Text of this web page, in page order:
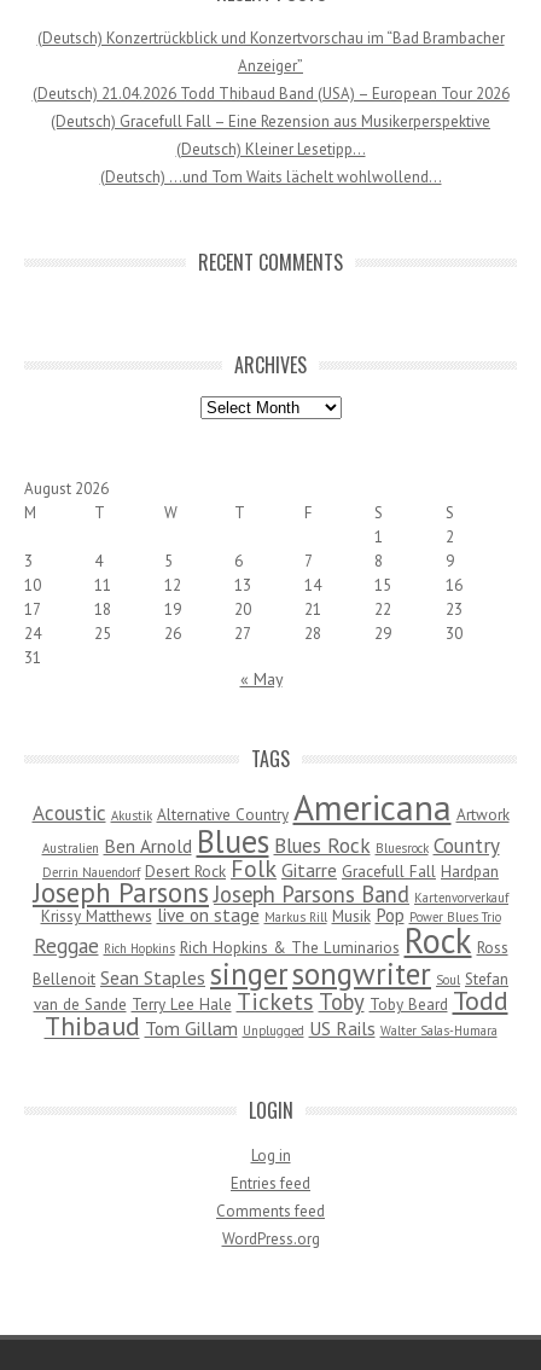
(Deutsch) Konzertrückblick und Konzertvorschau im “Bad Brambacher
Anzeiger”
(Deutsch) 21.04.2026 Todd Thibaud Band (USA) – European Tour 2026
(Deutsch) Gracefull Fall – Eine Rezension aus Musikerperspektive
(Deutsch) Kleiner Lesetipp…
(Deutsch) …und Tom Waits lächelt wohlwollend…
RECENT COMMENTS
ARCHIVES
Archives
August 2026
M
T W T F S
S
1
2
3
4 5 6 7 8
9
10
11 12 13 14 15
16
17
18 19 20 21 22
23
24
25 26 27 28 29
30
31
« May
TAGS
Acoustic Akustik Alternative Country Americana Artwork
Australien Ben Arnold Blues Blues Rock Bluesrock Country
Derrin Nauendorf Desert Rock Folk Gitarre Gracefull Fall Hardpan
Joseph Parsons Joseph Parsons Band Kartenvorverkauf
Krissy Matthews live on stage Markus Rill Musik Pop Power Blues Trio
Reggae Rich Hopkins Rich Hopkins & The Luminarios Rock Ross
Bellenoit Sean Staples singersongwriter Soul Stefan
van de Sande Terry Lee Hale Tickets Toby Toby Beard Todd
Thibaud Tom Gillam Unplugged US Rails Walter Salas-Humara
LOGIN
Log in
Entries feed
Comments feed
WordPress.org